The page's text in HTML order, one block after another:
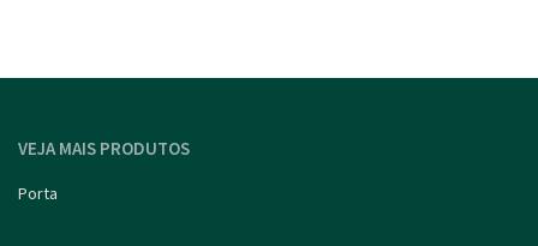
VEJA MAIS PRODUTOS
Porta